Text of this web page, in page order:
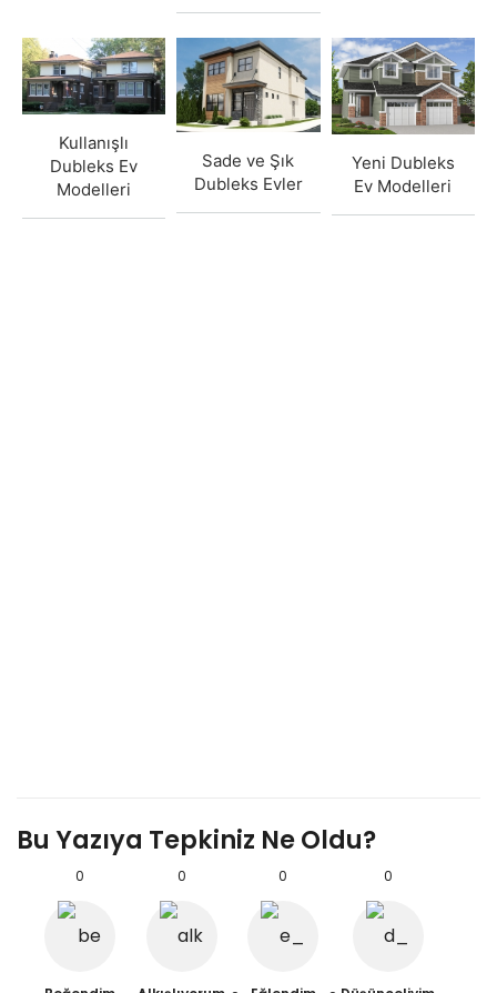
Kullanışlı
Dubleks Ev
Modelleri
Sade ve Şık
Dubleks Evler
Yeni Dubleks
Ev Modelleri
Bu Yazıya Tepkiniz Ne Oldu?
0 0 0 0